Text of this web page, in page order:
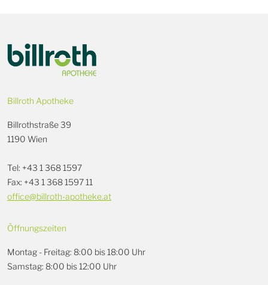
Billroth Apotheke
Billrothstraße 39
1190 Wien
Tel: +43 1 368 1597
Fax: +43 1 368 1597 11
office@billroth-apotheke.at
Öffnungszeiten
Montag - Freitag: 8:00 bis 18:00 Uhr
Samstag: 8:00 bis 12:00 Uhr